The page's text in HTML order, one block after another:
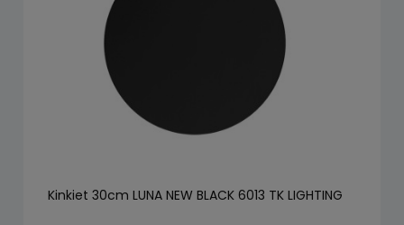
Kinkiet 30cm LUNA NEW BLACK 6013 TK LIGHTING